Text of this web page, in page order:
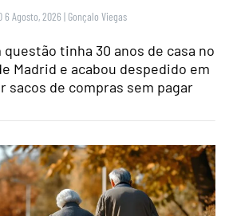
6 Agosto, 2026 | Gonçalo Viegas
tinha 30 anos de casa no
Madrid e acabou despedido em
sacos de compras sem pagar